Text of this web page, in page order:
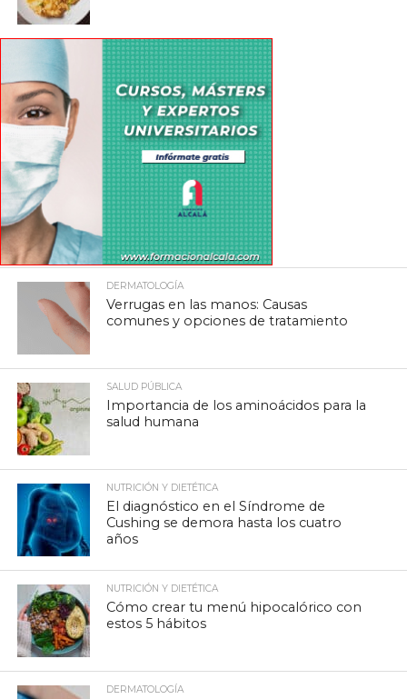
DERMATOLOGÍA
Verrugas en las manos: Causas
comunes y opciones de tratamiento
SALUD PÚBLICA
Importancia de los aminoácidos para la
salud humana
NUTRICIÓN Y DIETÉTICA
El diagnóstico en el Síndrome de
Cushing se demora hasta los cuatro
años
NUTRICIÓN Y DIETÉTICA
Cómo crear tu menú hipocalórico con
estos 5 hábitos
DERMATOLOGÍA